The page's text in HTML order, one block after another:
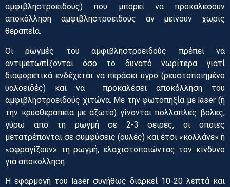
αμφιβληστροειδούς) που μπορεί να προκαλέσουν
αποκόλληση αμφιβληστροειδούς αν μείνουν χωρίς
θεραπεία.
Οι ρωγμές του αμφιβληστροειδούς πρέπει να
αντιμετωπίζονται όσο το δυνατό νωρίτερα γιατί
διαφορετικά ενδέχεται να περάσει υγρό (ρευστοποιημένο
υαλοειδές) και να προκαλέσει αποκόλληση του
αμφιβληστροειδούς χιτώνα. Με την φωτοπηξία με laser (ή
την κρυοθεραπεία με άζωτο) γίνονται πολλαπλές βολές,
γύρω από τη ρωγμή σε 2-3 σειρές, οι οποίες
μετατρέπονται σε συμφύσεις (ουλές) και έτσι «κολλάνε» ή
«σφραγίζουν» τη ρωγμή, ελαχιστοποιώντας τον κίνδυνο
για αποκόλληση.
Η εφαρμογή του laser συνήθως διαρκεί 10-20 λεπτά και